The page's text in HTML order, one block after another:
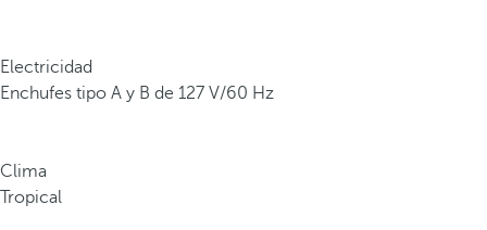
Electricidad
Enchufes tipo A y B de 127 V/60 Hz
Clima
Tropical
o